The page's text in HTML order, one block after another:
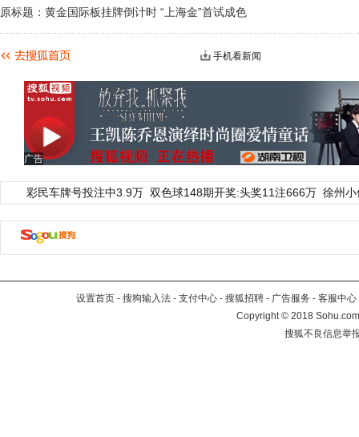
原标题：黄金国际板挂牌倒计时 “上海金”首试成色
手机看新闻
广告
彩民车牌号投注中3.9万 双色球148期开奖:头奖11注666万 徐州
设置首页 - 搜狗输入法 - 支付中心 - 搜狐招聘 - 广告服务 - 客服中心
Copyright©2018
搜狐不良信息举